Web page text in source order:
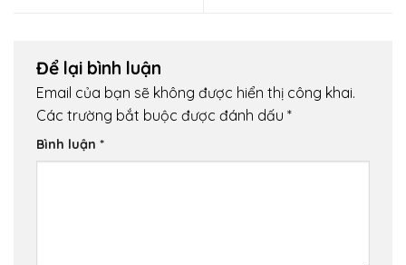
Để lại bình luận
Email của bạn sẽ không được hiển thị công khai.
Các trường bắt buộc được đánh dấu *
Bình luận *